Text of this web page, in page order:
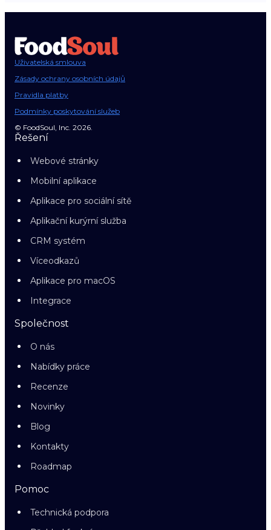
Uživatelská smlouva
Zásady ochrany osobních údajů
Pravidla platby
Podmínky poskytování služeb
© FoodSoul, Inc. 2026.
Řešení
Webové stránky
Mobilní aplikace
Aplikace pro sociální sítě
Aplikační kurýrní služba
CRM systém
Víceodkazů
Aplikace pro macOS
Integrace
Společnost
O nás
Nabídky práce
Recenze
Novinky
Blog
Kontakty
Roadmap
Pomoc
Technická podpora